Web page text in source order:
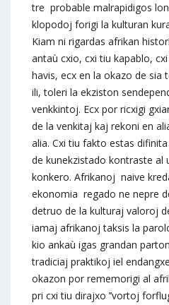
tre probable malrapidigos
klopodoj forigi la kulturan
Kiam ni rigardas afrikan
antaù cxio, cxi tiu kapablo,
havis, ecx en la okazo de sia
ili, toleri la ekziston
venkkintoj. Ecx por ricxigi
de la venkitaj kaj rekoni en
alia. Cxi tiu fakto estas
de kunekzistado kontraste al
konkero. Afrikanoj naive
ekonomia regado ne nepre
detruo de la kulturaj valoroj
iamaj afrikanoj taksis la
kio ankaù igas grandan
tradiciaj praktikoj iel
okazon por rememorigi al
pri cxi tiu dirajxo ’’vortoj